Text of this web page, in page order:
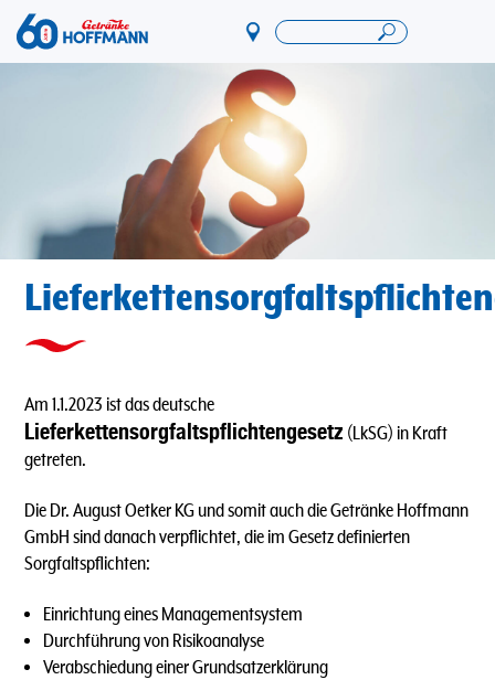
Direkt
zum
Inhalt
Startseite Getränke Hoffmann
Am 1.1.2023 ist das deutsche
Lieferkettensorgfaltspflichtengesetz (LkSG) in Kraft
getreten.
Die Dr. August Oetker KG und somit auch die Getränke Hoffmann
GmbH sind danach verpflichtet, die im Gesetz definierten
Sorgfaltspflichten:
Einrichtung eines Managementsystem
Durchführung von Risikoanalyse
Verabschiedung einer Grundsatzerklärung